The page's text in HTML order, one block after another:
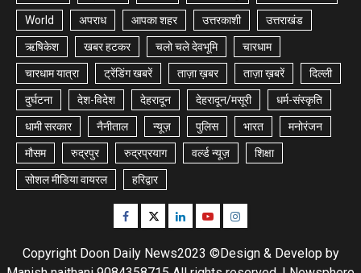
World अपराध आपका शहर उत्तरकाशी उत्तराखंड
ऋषिकेश खबर हटकर चलो चले देवभूमि चारधाम
चारधाम यात्रा ट्रेंडिंग खबरें ताज़ा ख़बर ताज़ा ख़बरें दिल्ली
दुर्घटना देश-विदेश देहरादून देहरादून/मसूरी धर्म-संस्कृति
धामी सरकार नैनीताल न्यूज़ पुलिस भारत मनोरंजन
मौसम रुद्रपुर रुद्रप्रयाग वर्ल्ड न्यूज़ शिक्षा
सोशल मीडिया वायरल हरिद्वार
Facebook
TwitterLinkedinYoutubeInstagram
Copyright Doon Daily News2023 ©Design & Develop by